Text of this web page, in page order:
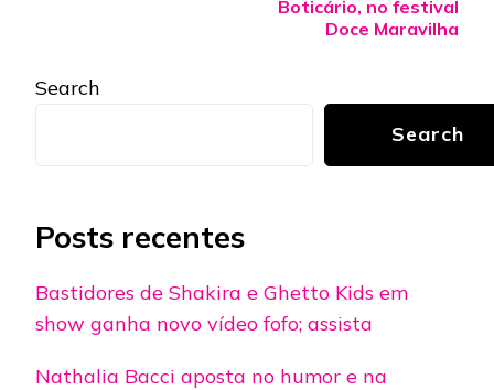
Boticário, no festival
Doce Maravilha
Search
Search
Posts recentes
Bastidores de Shakira e Ghetto Kids em
show ganha novo vídeo fofo; assista
Nathalia Bacci aposta no humor e na